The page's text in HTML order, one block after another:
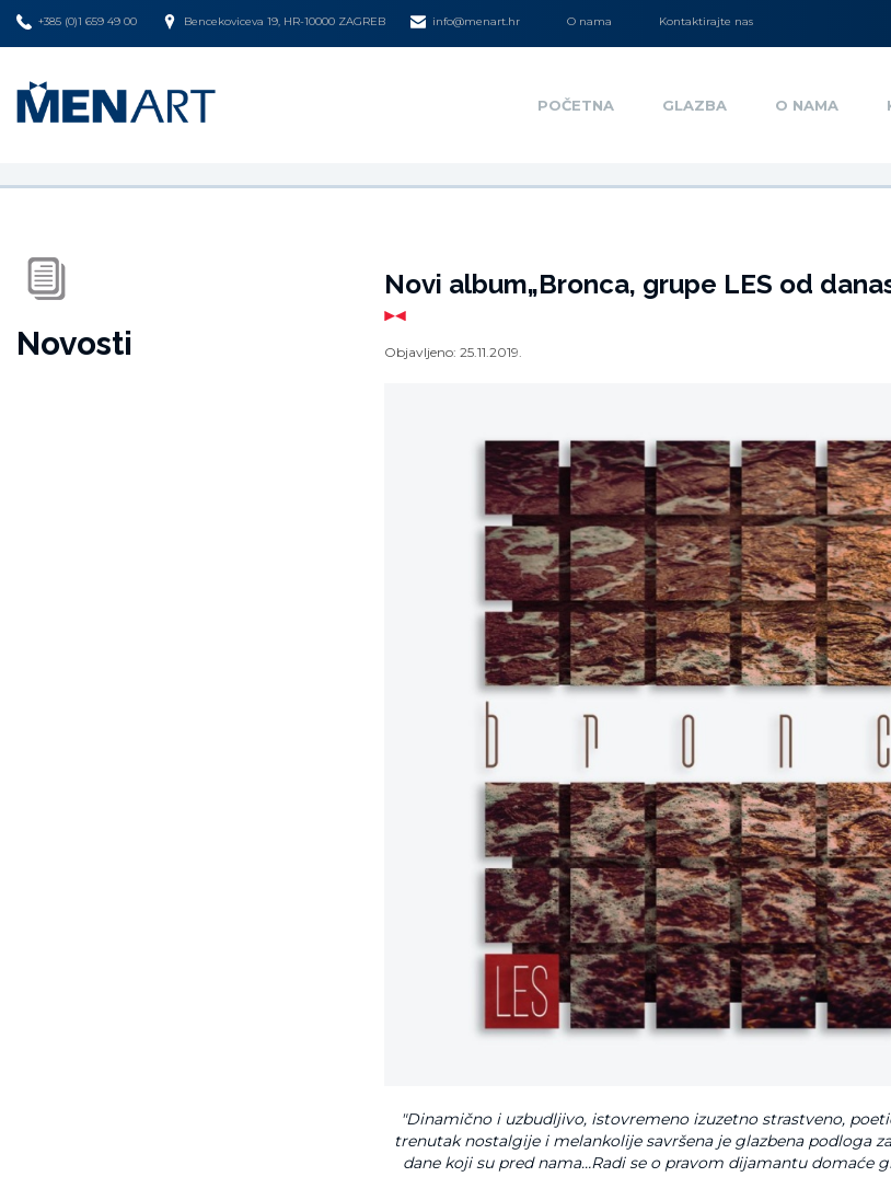
+385 (0)1 659 49 00 Bencekoviceva 19, HR-10000 ZAGREB info@menart.hr O nama Kontaktirajte nas
POČETNA GLAZBA O NAMA
Novosti
Novi album„Bronca, grupe LES od
Objavljeno: 25.11.2019.
"Dinamično i uzbudljivo, istovremeno izuzetno strastveno,
trenutak nostalgije i melankolije savršena je glazbena podloga
dane koji su pred nama…Radi se o pravom dijamantu domaće